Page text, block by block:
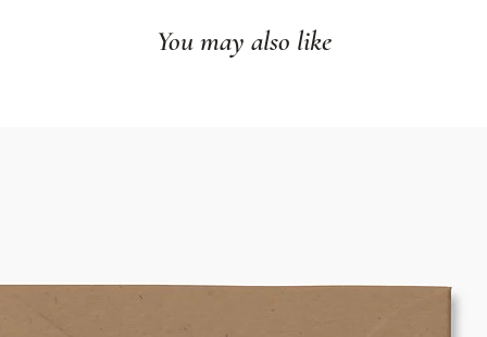
You may also like